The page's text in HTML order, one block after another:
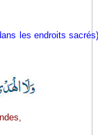
les endroits